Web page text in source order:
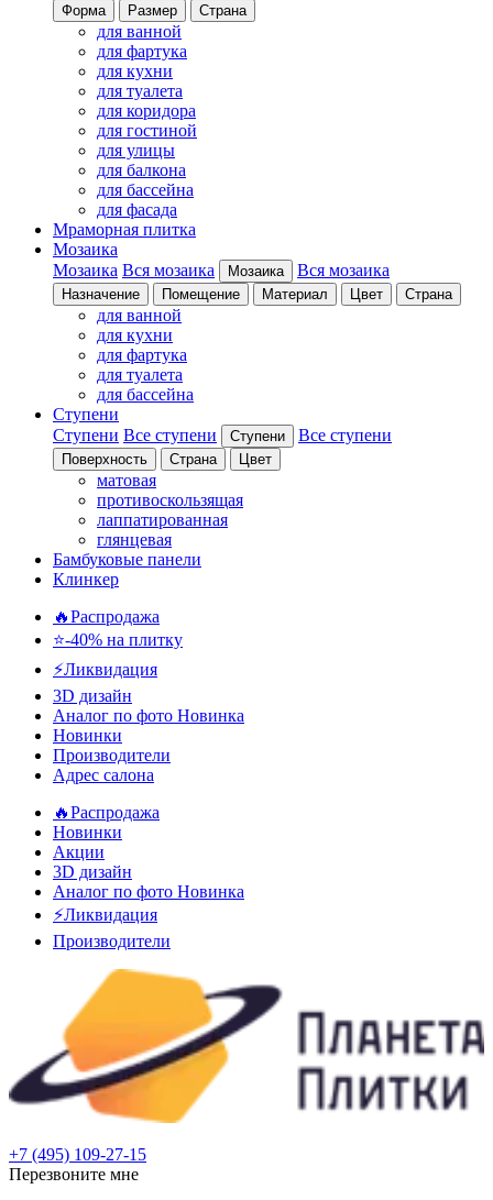
Форма
Размер Страна
для ванной
для фартука
для кухни
для туалета
для коридора
для гостиной
для улицы
для балкона
для бассейна
для фасада
Мраморная плитка
Мозаика
Мозаика Вся мозаика Мозаика Вся мозаика
Назначение Помещение Материал Цвет Страна
для ванной
для кухни
для фартука
для туалета
для бассейна
Ступени
Ступени Все ступени Ступени Все ступени
Поверхность Страна Цвет
матовая
противоскользящая
лаппатированная
глянцевая
Бамбуковые панели
Клинкер
🔥Распродажа
⭐-40% на плитку
⚡️Ликвидация
3D дизайн
Аналог по фото Новинка
Новинки
Производители
Адрес салона
🔥Распродажа
Новинки
Акции
3D дизайн
Аналог по фото Новинка
⚡Ликвидация
Производители
+7 (495) 109-27-15
Перезвоните мне